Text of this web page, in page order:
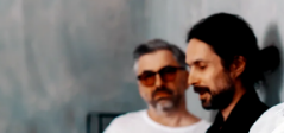
Корейский хип-хоп в
зал